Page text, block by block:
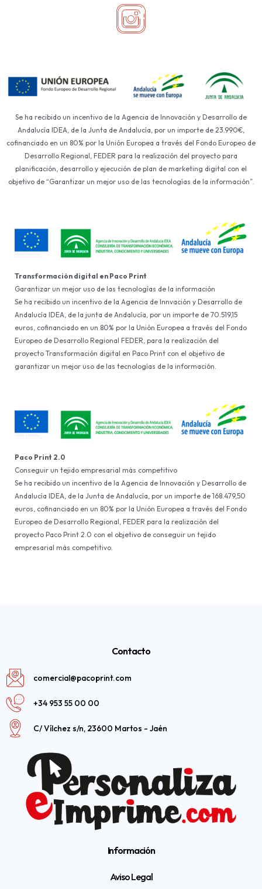
Se ha recibido un incentivo de la Agencia de Innovación y Desarrollo de
Andalucía IDEA, de la Junta de Andalucía, por un importe de 23.990€,
cofinanciado en un 80% por la Unión Europea a través del Fondo Europeo de
Desarrollo Regional, FEDER para la realización del proyecto para
planificación, desarrollo y ejecución de plan de marketing digital con el
objetivo de “Garantizar un mejor uso de las tecnologías de la información”.
Transformación digital en Paco Print
Garantizar un mejor uso de las tecnologías de la información
Se ha recibido un incentivo de la Agencia de Innvación y Desarrollo de
Andalucía IDEA, de la junta de Andalucía, por un importe de 70.519,15
euros, cofinanciado en un 80% por la Unión Europea a través del Fondo
Europeo de Desarrollo Regional FEDER, para la realización del
proyecto Transformación digital en Paco Print con el objetivo de
garantizar un mejor uso de las tecnologías de la información.
Paco Print 2.0
Conseguir un tejido empresarial más competitivo
Se ha recibido un incentivo de la Agencia de Innovación y Desarrollo de
Andalucía IDEA, de la Junta de Andalucía, por un importe de 168.479,50
euros, cofinanciado en un 80% por la Unión Europea a través del Fondo
Europeo de Desarrollo Regional, FEDER para la realización del
proyecto Paco Print 2.0 con el objetivo de conseguir un tejido
empresarial más competitivo.
Contacto
comercial@pacoprint.com
+34 953 55 00 00
C/ Vílchez s/n, 23600 Martos - Jaén
Información
Aviso Legal